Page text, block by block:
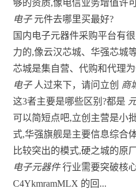
够的资质,像电信业务增值许
电子 元件去哪里买最好?
国内电子元器件采购平台有
力的,像云汉芯城、华强芯城
芯城是集自营、代购和代理
电子 人过来下，请问立创 商
这3者主要是哪些区别?都是
可以简短点吧,立创主营是小
式,华强旗舰是主要信息综合
比较突出的模式,硬之城的原
电子元器件行业需要突破核
C4YkmramMLX 的回...